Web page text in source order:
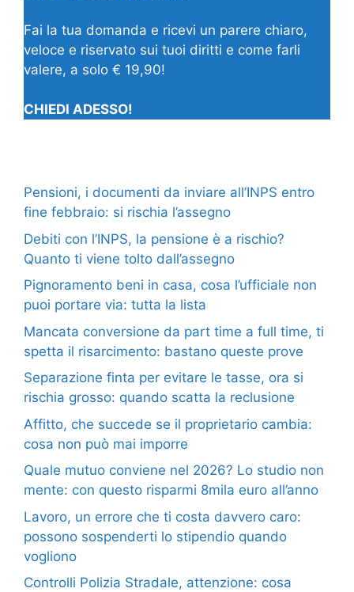
Fai la tua domanda e ricevi un parere chiaro,
veloce e riservato sui tuoi diritti e come farli
valere, a solo € 19,90!
CHIEDI ADESSO!
Pensioni, i documenti da inviare all’INPS entro
fine febbraio: si rischia l’assegno
Debiti con l’INPS, la pensione è a rischio?
Quanto ti viene tolto dall’assegno
Pignoramento beni in casa, cosa l’ufficiale non
puoi portare via: tutta la lista
Mancata conversione da part time a full time, ti
spetta il risarcimento: bastano queste prove
Separazione finta per evitare le tasse, ora si
rischia grosso: quando scatta la reclusione
Affitto, che succede se il proprietario cambia:
cosa non può mai imporre
Quale mutuo conviene nel 2026? Lo studio non
mente: con questo risparmi 8mila euro all’anno
Lavoro, un errore che ti costa davvero caro:
possono sospenderti lo stipendio quando
vogliono
Controlli Polizia Stradale, attenzione: cosa